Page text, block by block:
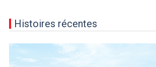
Histoires récentes